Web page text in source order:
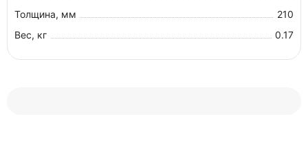
Толщина, мм
210
Вес, кг
0.17